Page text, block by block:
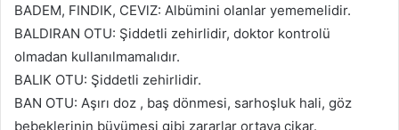
BADEM, FINDIK, CEVlZ: Al­bümini olanlar yememelidir.
BALDIRAN OTU: Şiddetli zehirlidir, doktor kontrolü
olmadan kullanılmamalıdır.
BALIK OTU: Şiddetli zehirlidir.
BAN OTU: Aşırı doz , baş dönmesi, sarhoşluk hali, göz
bebeklerinin büyümesi gibi zararlar ortaya çikar.